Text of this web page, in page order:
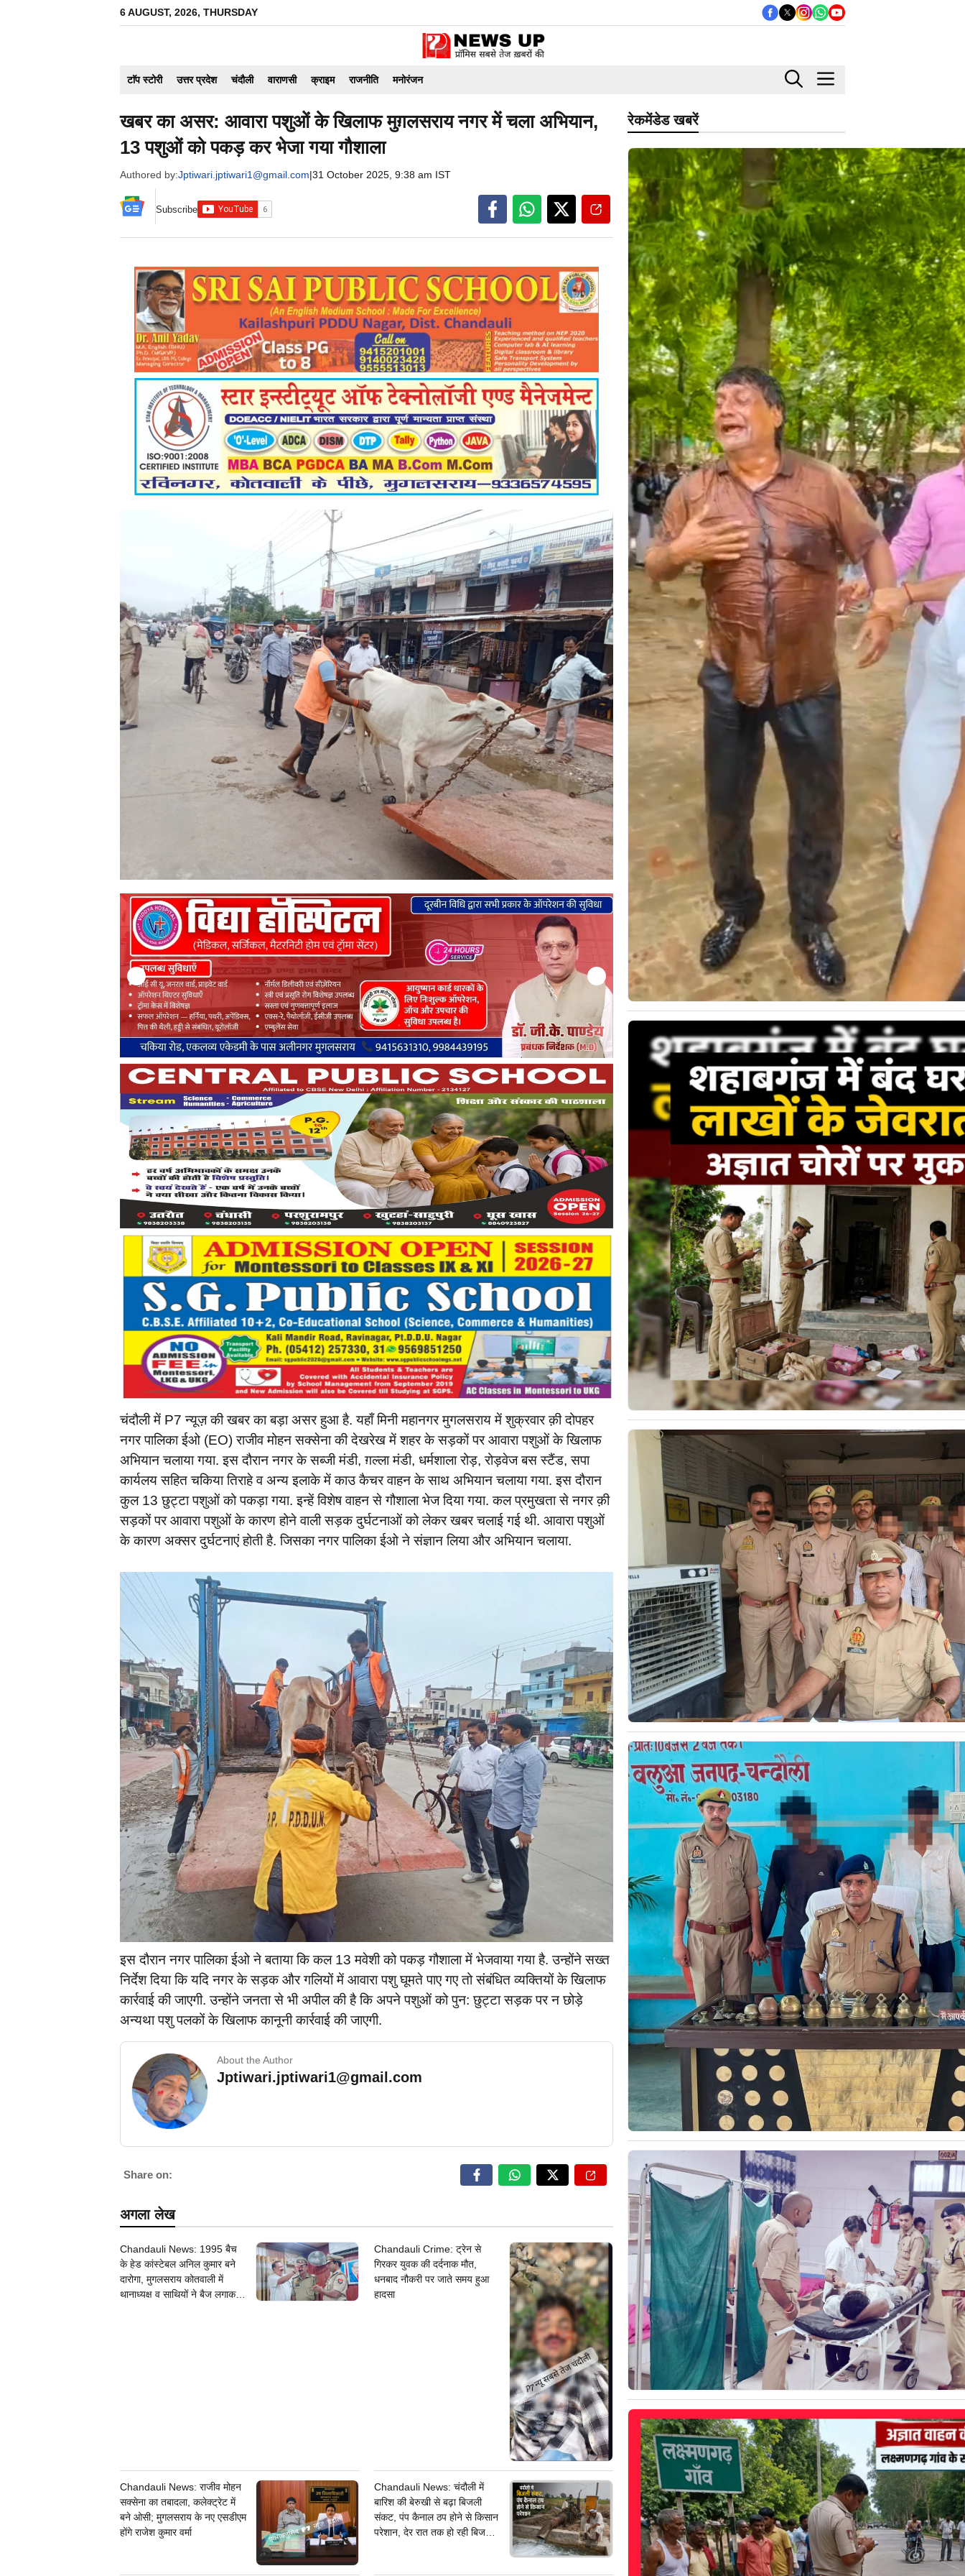
6 AUGUST, 2026, THURSDAY
टाॅप स्टोरी उत्तर प्रदेश चंदौली वाराणसी क्राइम राजनीति मनोरंजन
खबर का असर: आवारा पशुओं के खिलाफ मुग़लसराय नगर में चला अभियान,
13 पशुओं को पकड़ कर भेजा गया गौशाला
Authored by:Jptiwari.jptiwari1@gmail.com|31 October 2025, 9:38 am IST
Subscribe
चंदौली में P7 न्यूज़ की खबर का बड़ा असर हुआ है. यहाँ मिनी महानगर मुगलसराय में शुक्रवार क़ी दोपहर
नगर पालिका ईओ (EO) राजीव मोहन सक्सेना की देखरेख में शहर के सड़कों पर आवारा पशुओं के खिलाफ
अभियान चलाया गया. इस दौरान नगर के सब्जी मंडी, ग़ल्ला मंडी, धर्मशाला रोड़, रोड़वेज बस स्टैंड, सपा
कार्यलय सहित चकिया तिराहे व अन्य इलाके में काउ कैचर वाहन के साथ अभियान चलाया गया. इस दौरान
कुल 13 छुट्टा पशुओं को पकड़ा गया. इन्हें विशेष वाहन से गौशाला भेज दिया गया. कल प्रमुखता से नगर क़ी
सड़कों पर आवारा पशुओं के कारण होने वाली सड़क दुर्घटनाओं को लेकर खबर चलाई गई थी. आवारा पशुओं
के कारण अक्सर दुर्घटनाएं होती है. जिसका नगर पालिका ईओ ने संज्ञान लिया और अभियान चलाया.
इस दौरान नगर पालिका ईओ ने बताया कि कल 13 मवेशी को पकड़ गौशाला में भेजवाया गया है. उन्होंने सख्त
निर्देश दिया कि यदि नगर के सड़क और गलियों में आवारा पशु घूमते पाए गए तो संबंधित व्यक्तियों के खिलाफ
कार्रवाई की जाएगी. उन्होंने जनता से भी अपील की है कि अपने पशुओं को पुन: छुट्टा सड़क पर न छोड़े
अन्यथा पशु पलकों के खिलाफ कानूनी कार्रवाई की जाएगी.
About the Author
Jptiwari.jptiwari1@gmail.com
Share on:
अगला लेख
Chandauli News: 1995 बैच
के हेड कांस्टेबल अनिल कुमार बने
दारोगा, मुगलसराय कोतवाली में
थानाध्यक्ष व साथियों ने बैज लगाकर
Chandauli Crime: ट्रेन से
गिरकर युवक की दर्दनाक मौत,
धनबाद नौकरी पर जाते समय हुआ
हादसा
Chandauli News: राजीव मोहन
सक्सेना का तबादला, कलेक्ट्रेट में
बने ओसी; मुगलसराय के नए एसडीएम
होंगे राजेश कुमार वर्मा
Chandauli News: चंदौली में
बारिश की बेरुखी से बढ़ा बिजली
संकट, पंप कैनाल ठप होने से किसान
परेशान, देर रात तक हो रही बिजली
रेकमेंडेड खबरें